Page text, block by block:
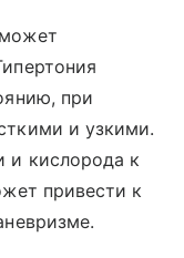
при
и узкими.
и кислорода к
привести к